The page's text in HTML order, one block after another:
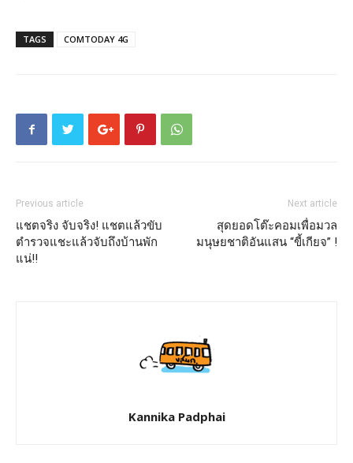
TAGS COMTODAY 4G
Previous article
แชตจริง จับจริง! แชตแล้วขับ
ตำรวจแชะแล้วจับถึงบ้านพัก
แน่!!
Next article
สุดยอดโต๊ะคอมเพื่อมวล
มนุษยชาติอันแสน “ขี้เกียจ” !
Kannika Padphai